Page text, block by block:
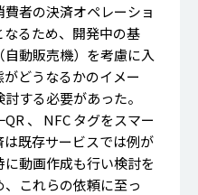
者の決済オペレーショ
るため、開発中の基
動販売機）を考慮に入
どうなるかのイメー
する必要があった。
、 NFC タグをスマー
は既存サービスでは例が
動画作成も行い検討を
これらの依頼に至っ